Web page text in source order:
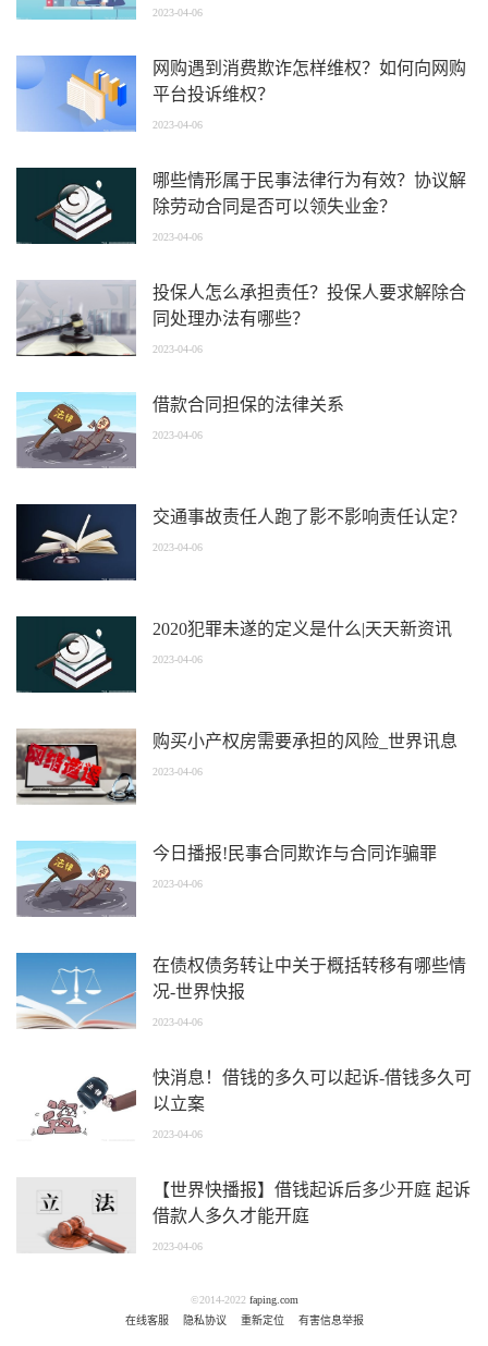
2023-04-06
网购遇到消费欺诈怎样维权？如何向网购
平台投诉维权？
2023-04-06
哪些情形属于民事法律行为有效？协议解
除劳动合同是否可以领失业金？
2023-04-06
投保人怎么承担责任？投保人要求解除合
同处理办法有哪些？
2023-04-06
借款合同担保的法律关系
2023-04-06
交通事故责任人跑了影不影响责任认定？
2023-04-06
2020犯罪未遂的定义是什么|天天新资讯
2023-04-06
购买小产权房需要承担的风险_世界讯息
2023-04-06
今日播报!民事合同欺诈与合同诈骗罪
2023-04-06
在债权债务转让中关于概括转移有哪些情
况-世界快报
2023-04-06
快消息！借钱的多久可以起诉-借钱多久可
以立案
2023-04-06
【世界快播报】借钱起诉后多少开庭 起诉
借款人多久才能开庭
2023-04-06
©2014-2022 faping.com
在线客服
隐私协议 重新定位 有害信息举报